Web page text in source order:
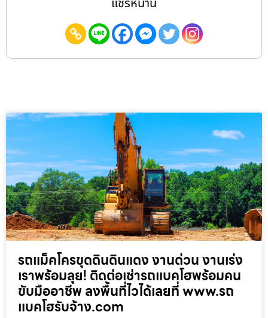
รถแม็คโครขุดดินดินแดง งานด่วน งานเร่ง
เราพร้อมลุย! ติดต่อเช่ารถแบคโฮพร้อมคน
ขับมืออาชีพ ลงพื้นที่ไวได้เลยที่ www.รถ
แบคโฮรับจ้าง.com